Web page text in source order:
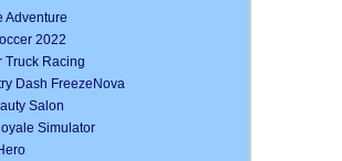
Adventure
2022
Truck Racing
Dash FreezeNova
Salon
Simulator